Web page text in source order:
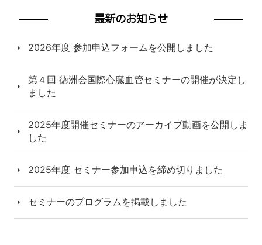
最新のお知らせ
2026年度 参加申込フォームを公開しました
第４回 徳洲会国際心臓血管セミナーの開催が決定し
ました
2025年度開催セミナーのアーカイブ動画を公開しま
した
2025年度 セミナー参加申込を締め切りました
セミナーのプログラムを掲載しました